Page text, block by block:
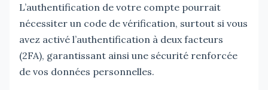
L’authentification de votre compte pourrait
nécessiter un code de vérification, surtout si vous
avez activé l’authentification à deux facteurs
(2FA), garantissant ainsi une sécurité renforcée
de vos données personnelles.